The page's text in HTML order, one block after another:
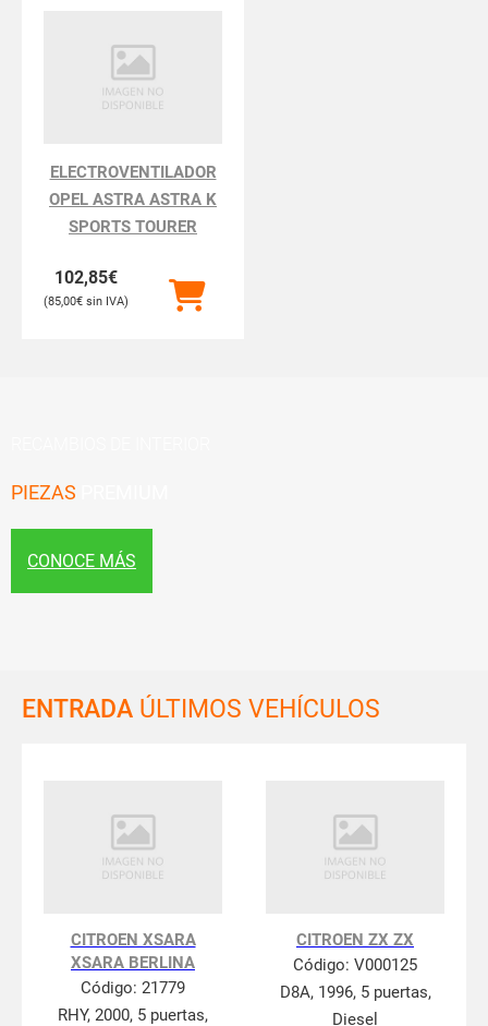
ELECTROVENTILADOR
OPEL ASTRA ASTRA K
SPORTS TOURER
102,85€
85,00€
PIEZAS
CONOCE MÁS
ENTRADA ÚLTIMOS VEHÍCULOS
CITROEN XSARA
XSARA BERLINA
Código: 21779
RHY, 2000, 5 puertas,
CITROEN ZX ZX
Código: V000125
D8A, 1996, 5 puertas,
Diesel